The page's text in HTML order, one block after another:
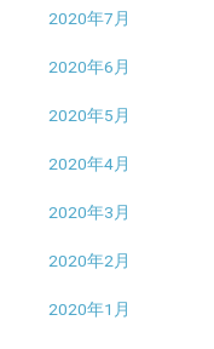
2020年7月
2020年6月
2020年5月
2020年4月
2020年3月
2020年2月
2020年1月